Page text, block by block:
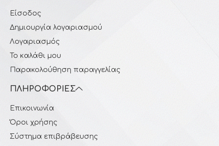
Είσοδος
Δημιουργία λογαριασμού
Λογαριασμός
Το καλάθι μου
Παρακολούθηση παραγγελίας
ΠΛΗΡΟΦΟΡΊΕΣ
Επικοινωνία
Όροι χρήσης
Σύστημα επιβράβευσης